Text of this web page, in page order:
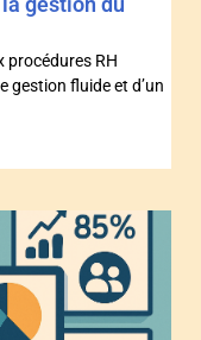
procédures RH
gestion fluide et d’un